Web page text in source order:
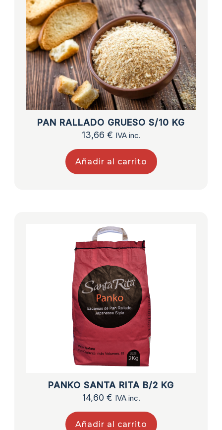
PAN RALLADO GRUESO S/10 KG
13,66 € IVA inc.
Añadir al carrito
PANKO SANTA RITA B/2 KG
14,60 € IVA inc.
Añadir al carrito